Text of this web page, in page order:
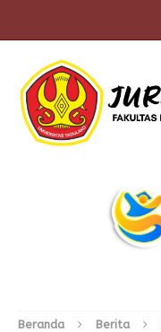
Beranda Berita